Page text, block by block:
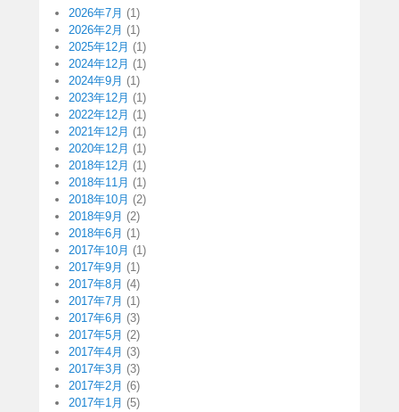
2026年7月 (1)
2026年2月 (1)
2025年12月 (1)
2024年12月 (1)
2024年9月 (1)
2023年12月 (1)
2022年12月 (1)
2021年12月 (1)
2020年12月 (1)
2018年12月 (1)
2018年11月 (1)
2018年10月 (2)
2018年9月 (2)
2018年6月 (1)
2017年10月 (1)
2017年9月 (1)
2017年8月 (4)
2017年7月 (1)
2017年6月 (3)
2017年5月 (2)
2017年4月 (3)
2017年3月 (3)
2017年2月 (6)
2017年1月 (5)